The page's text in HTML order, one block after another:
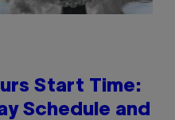
Start Time:
Schedule and